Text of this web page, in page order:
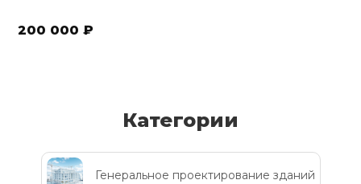
200 000 ₽
Категории
Генеральное проектирование зданий